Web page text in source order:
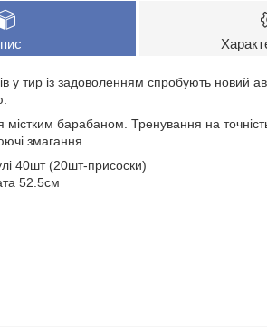
у тир із задоволенням спробують новий
містким барабаном. Тренування на
змагання.
40шт (20шт-присоски)
52.5см